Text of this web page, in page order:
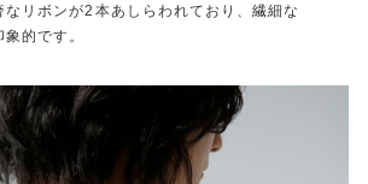
なリボンが2本あしらわれており、繊細な
的です。